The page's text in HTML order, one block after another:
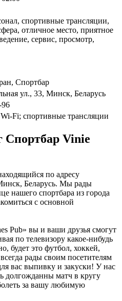
спортивные трансляции,
отличное место, приятное
сервис, просмотр,
Спортбар
ул., 33, Минск, Беларусь
96
Fi; спортивные трансляции
Vinie
по адресу
Беларусь. Мы рады
нашего спортбара из города
с основной
Pub» вы и ваши друзья смогут
по телевизору какое-нибудь
будет это футбол, хоккей,
рады своим посетителям
вас выпивку и закуски! У нас
долгожданны матч в кругу
за вашу любимую